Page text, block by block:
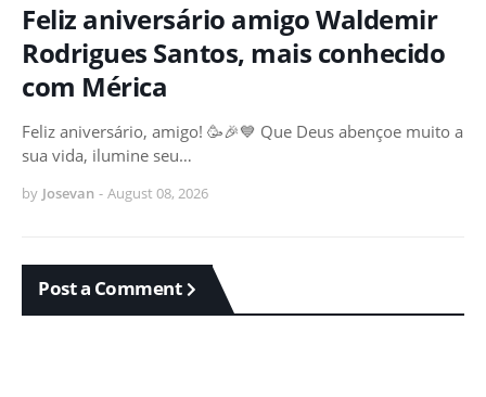
Feliz aniversário amigo Waldemir
Rodrigues Santos, mais conhecido
com Mérica
Feliz aniversário, amigo! 🥳🎉💙 Que Deus abençoe muito a
sua vida, ilumine seu…
by Josevan - August 08, 2026
Post a Comment